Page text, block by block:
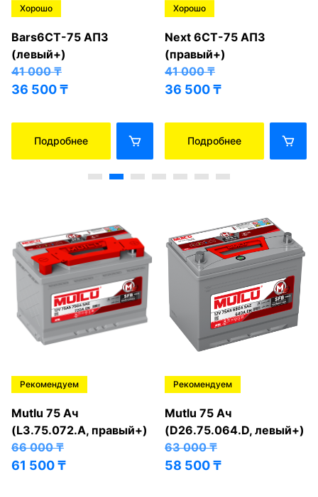
Хорошо
Bars6СТ-75 АПЗ
(левый+)
41 000₸
36 500₸
Подробнее
Хорошо
Next 6СТ-75 АПЗ
(правый+)
41 000₸
36 500₸
Подробнее
Рекомендуем
Mutlu 75 Ач
(L3.75.072.A, правый+)
66 000₸
61 500₸
Рекомендуем
Mutlu 75 Ач
(D26.75.064.D, левый+)
63 000₸
58 500₸